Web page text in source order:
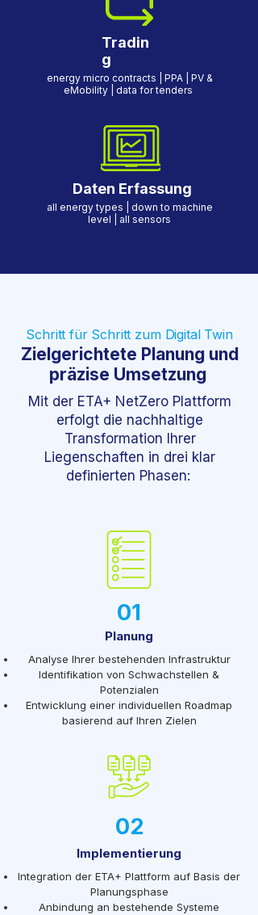
Tradin
g
energy micro contracts | PPA | PV &
eMobility | data for tenders
Daten Erfassung
all energy types | down to machine
level | all sensors
Schritt für Schritt zum Digital Twin
Zielgerichtete Planung und
präzise Umsetzung
Mit der ETA+ NetZero Plattform
erfolgt die nachhaltige
Transformation Ihrer
Liegenschaften in drei klar
definierten Phasen:
01
Planung
Analyse Ihrer bestehenden Infrastruktur
Identifikation von Schwachstellen &
Potenzialen
Entwicklung einer individuellen Roadmap
basierend auf Ihren Zielen
02
Implementierung
Integration der ETA+ Plattform auf Basis der
Planungsphase
Anbindung an bestehende Systeme